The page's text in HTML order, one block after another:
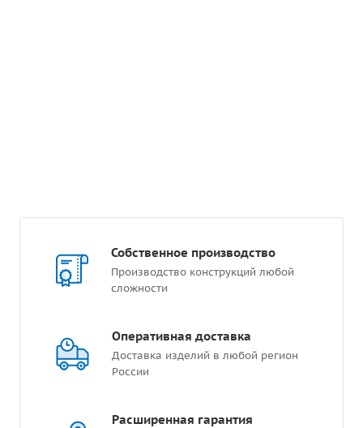
Собственное производство
Производство конструкций любой
сложности
Оперативная доставка
Доставка изделий в любой регион
России
Расширенная гарантия